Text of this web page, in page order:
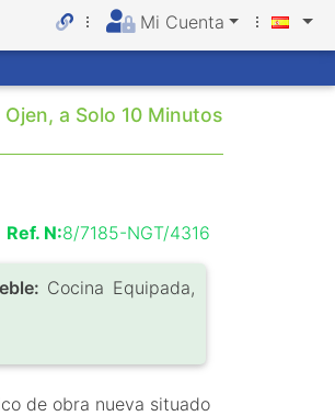
Mi Cuenta
a Solo 10 Minutos
Ref. N:8/7185-NGT/4316
Cocina Equipada,
de obra nueva situado